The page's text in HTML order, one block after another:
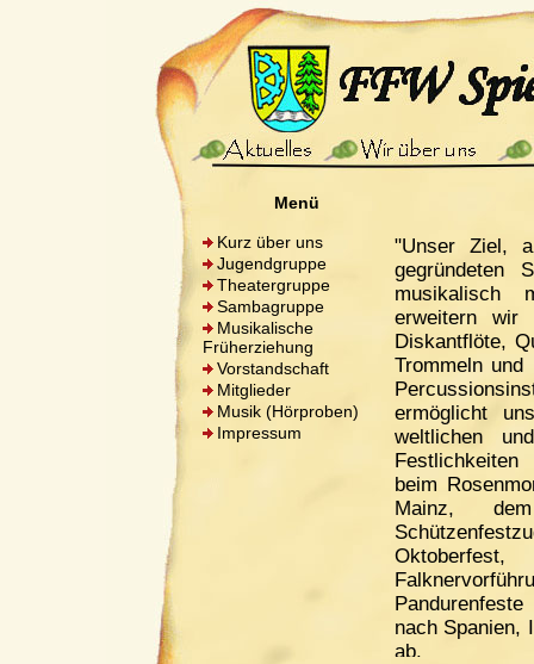
Menü
Kurz über uns
Jugendgruppe
Theatergruppe
Sambagruppe
Musikalische
Früherziehung
Vorstandschaft
Mitglieder
Musik (Hörproben)
Impressum
"Unser Ziel,
gegründeten
musikalisch
erweitern wir
Diskantflöte,
Trommeln
ermöglicht
weltlichen
Festlichkeiten
beim
Mainz,
nach Spanien,
ab.